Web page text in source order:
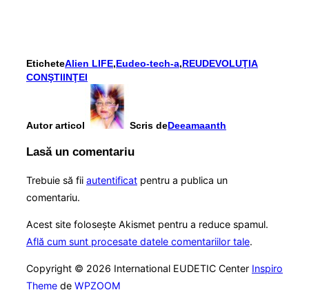
EticheteAlien LIFE,Eudeo-tech-a,REUDEVOLUŢIA
CONŞTIINŢEI
Autor articol Scris deDeeamaanth
Lasă un comentariu
Trebuie să fii autentificat pentru a publica un
comentariu.
Acest site folosește Akismet pentru a reduce spamul.
Află cum sunt procesate datele comentariilor tale.
Copyright © 2026 International EUDETIC Center Inspiro
Theme de WPZOOM